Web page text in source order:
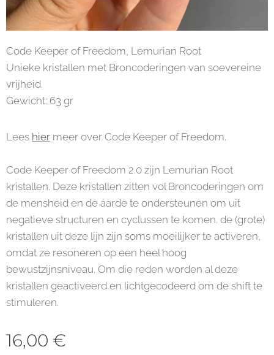
Code Keeper of Freedom, Lemurian Root
Unieke kristallen met Broncoderingen van soevereine
vrijheid.
Gewicht: 63 gr
Lees hier meer over Code Keeper of Freedom.
Code Keeper of Freedom 2.0 zijn Lemurian Root
kristallen. Deze kristallen zitten vol Broncoderingen om
de mensheid en de aarde te ondersteunen om uit
negatieve structuren en cyclussen te komen. de (grote)
kristallen uit deze lijn zijn soms moeilijker te activeren,
omdat ze resoneren op een heel hoog
bewustzijnsniveau. Om die reden worden al deze
kristallen geactiveerd en lichtgecodeerd om de shift te
stimuleren.
16,00 €